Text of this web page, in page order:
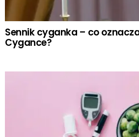
Sennik cyganka – co
Cygance?